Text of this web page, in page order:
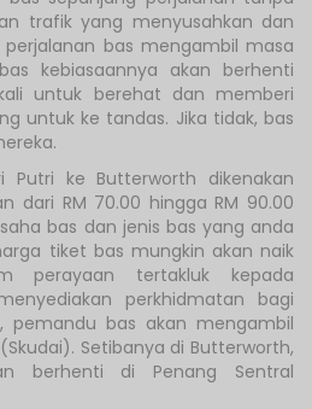
trafik yang menyusahkan dan
bas mengambil masa
kebiasaannya akan berhenti
untuk berehat dan memberi
untuk ke tandas. Jika tidak, bas
Putri ke Butterworth dikenakan
dari RM 70.00 hingga RM 90.00
bas dan jenis bas yang anda
tiket bas mungkin akan naik
perayaan tertakluk kepada
perkhidmatan bagi
pemandu bas akan mengambil
Setibanya di Butterworth,
berhenti di Penang Sentral